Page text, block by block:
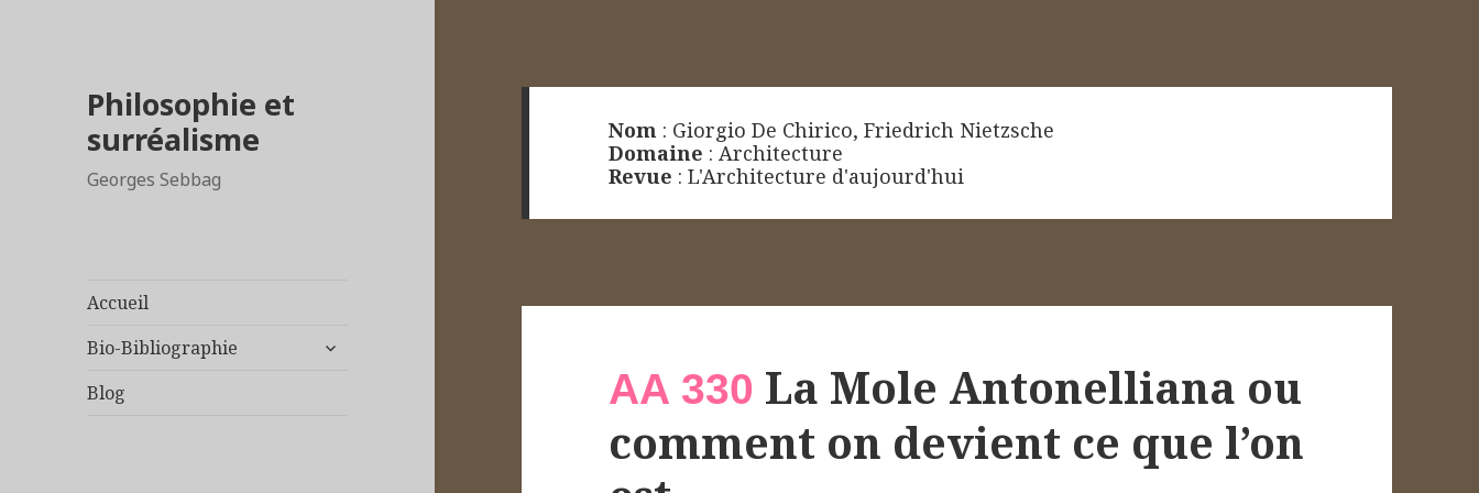
Philosophie et
surréalisme
Georges Sebbag
Accueil
Bio-Bibliographie
Blog
Nom : Giorgio De Chirico,Friedrich Nietzsche
Domaine : Architecture
Revue :L'Architecture d'aujourd'hui
AA 330 La Mole Antonelliana ou
comment on devient ce que l’on